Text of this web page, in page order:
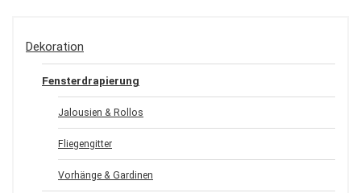
Dekoration
Fensterdrapierung
Jalousien & Rollos
Fliegengitter
Vorhänge & Gardinen